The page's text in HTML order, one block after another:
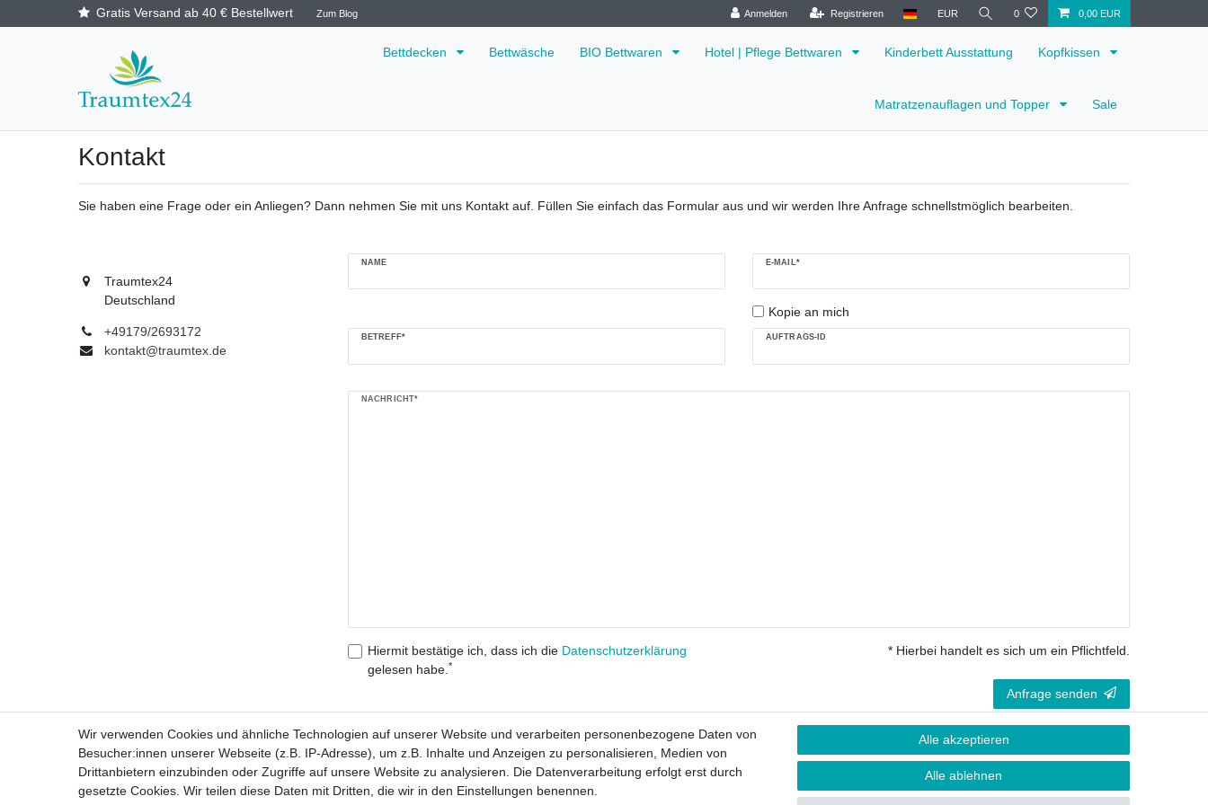
Zum Blog
Gratis Versand ab 40 € Bestellwert Anmelden Registrieren EUR 0 0,00 EUR
Bettdecken Bettwäsche BIO Bettwaren Hotel | Pflege Bettwaren Kinderbett Ausstattung Kopfkissen
Matratzenauflagen und Topper Sale
Kontakt
Sie haben eine Frage oder ein Anliegen? Dann nehmen Sie mit uns Kontakt auf. Füllen Sie einfach das Formular aus und wir werden Ihre Anfrage schnellstmöglich bearbeiten.
Traumtex24
Deutschland
+49179/2693172
kontakt@traumtex.de
NAME E-MAIL*
Kopie an mich
BETREFF* AUFTRAGS-ID
NACHRICHT*
Hiermit bestätige ich, dass ich die Daten­schutz­erklärung
gelesen habe. *
* Hierbei handelt es sich um ein Pflichtfeld.
Ceres::Template.mailFormHoneypotLabel
Anfrage senden
Vertrag widerrufen Widerrufs­recht Impressum Daten­schutz­erklärung AGB Kontakt Folge uns auf Facebook
Wir verwenden Cookies und ähnliche Technologien auf unserer Website und verarbeiten personenbezogene Daten von
Besucher:innen unserer Webseite (z.B. IP-Adresse), um z.B. Inhalte und Anzeigen zu personalisieren, Medien von
Drittanbietern einzubinden oder Zugriffe auf unsere Website zu analysieren. Die Datenverarbeitung erfolgt erst durch
gesetzte Cookies. Wir teilen diese Daten mit Dritten, die wir in den Einstellungen benennen.
Alle akzeptieren
Alle ablehnen